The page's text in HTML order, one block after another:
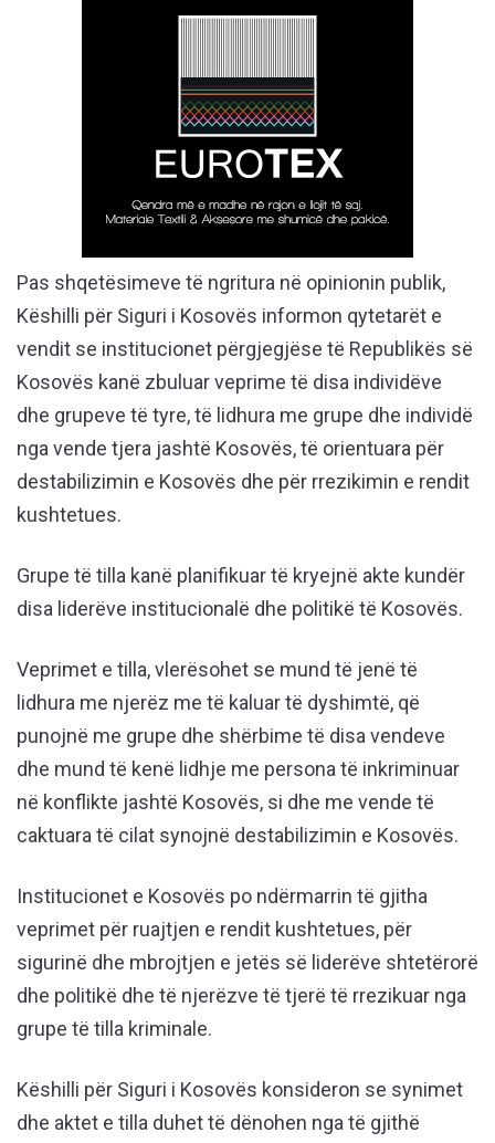
Pas shqetësimeve të ngritura në opinionin publik,
Këshilli për Siguri i Kosovës informon qytetarët e
vendit se institucionet përgjegjëse të Republikës së
Kosovës kanë zbuluar veprime të disa individëve
dhe grupeve të tyre, të lidhura me grupe dhe individë
nga vende tjera jashtë Kosovës, të orientuara për
destabilizimin e Kosovës dhe për rrezikimin e rendit
kushtetues.
Grupe të tilla kanë planifikuar të kryejnë akte kundër
disa liderëve institucionalë dhe politikë të Kosovës.
Veprimet e tilla, vlerësohet se mund të jenë të
lidhura me njerëz me të kaluar të dyshimtë, që
punojnë me grupe dhe shërbime të disa vendeve
dhe mund të kenë lidhje me persona të inkriminuar
në konflikte jashtë Kosovës, si dhe me vende të
caktuara të cilat synojnë destabilizimin e Kosovës.
Institucionet e Kosovës po ndërmarrin të gjitha
veprimet për ruajtjen e rendit kushtetues, për
sigurinë dhe mbrojtjen e jetës së liderëve shtetërorë
dhe politikë dhe të njerëzve të tjerë të rrezikuar nga
grupe të tilla kriminale.
Këshilli për Siguri i Kosovës konsideron se synimet
dhe aktet e tilla duhet të dënohen nga të gjithë